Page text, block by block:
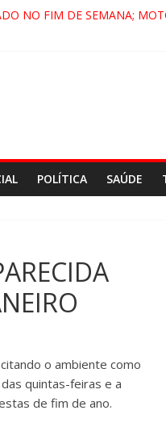
NO FIM DE SEMANA;
POLÍTICA SAÚDE
o ambiente como
quintas-feiras e a
de fim de ano.